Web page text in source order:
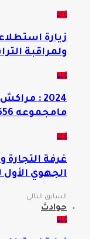
آراء
زيارة
ولمراقبة
آراء
2024 :
مامجموعه 656 قضية تتعلق بغسيل الأموال
آراء
غرفة التجارة
الجهوي
السابق التالي
حوادث
آراء